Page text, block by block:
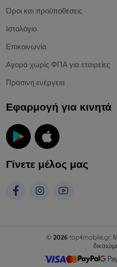
Όροι και προϋποθέσεις
Ιστολόγιο
Επικοινωνία
Αγορά χωρίς ΦΠΑ για εταιρείες
Πράσινη ενέργεια
Εφαρμογή για κινητά
Γίνετε μέλος μας
© 2026top4mobile.gr.